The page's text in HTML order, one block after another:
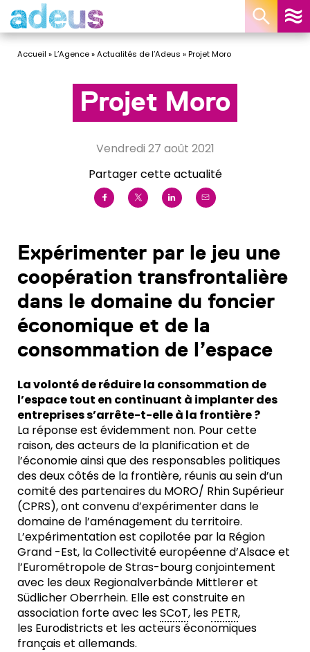
Accueil »L’Agence»Actualités de l’Adeus »Projet Moro
Projet Moro
vendredi 27 août 2021
Partager cette actualité
Expérimenter par le jeu une
coopération transfrontalière
dans le domaine du foncier
économique et de la
consommation de l’espace
La volonté de réduire la consommation de
l’espace tout en continuant à implanter des
entreprises s’arrête-t-elle à la frontière ?
La réponse est évidemment non. Pour cette
raison, des acteurs de la planification et de
l’économie ainsi que des responsables politiques
des deux côtés de la frontière, réunis au sein d’un
comité des partenaires du MORO/ Rhin Supérieur
(CPRS), ont convenu d’expérimenter dans le
domaine de l’aménagement du territoire.
L’expérimentation est copilotée par la Région
Grand -Est, la Collectivité européenne d’Alsace et
l’Eurométropole de Stras-bourg conjointement
avec les deux Regionalverbände Mittlerer et
Südlicher Oberrhein. Elle est construite en
association forte avec lesSCoT, les PETR,
les Eurodistricts et les acteurs économiques
français et allemands.
Panneau de gestion des cookies